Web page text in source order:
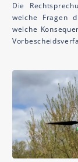
Die
welche Fragen
welche